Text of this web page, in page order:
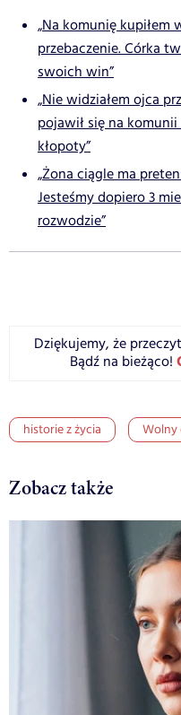
„Na komunię
przebaczenie. Córka
swoich win”
„Nie widziałem ojca
pojawił się na
kłopoty”
„Żona ciągle ma
Jesteśmy dopiero 3
rozwodzie”
Dziękujemy, że
Bądź na bieżąco!
historie z życia Wolny
Zobacz także